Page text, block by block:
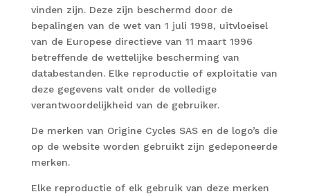
vinden zijn. Deze zijn beschermd door de
bepalingen van de wet van 1 juli 1998, uitvloeisel
van de Europese directieve van 11 maart 1996
betreffende de wettelijke bescherming van
databestanden. Elke reproductie of exploitatie van
deze gegevens valt onder de volledige
verantwoordelijkheid van de gebruiker.
De merken van Origine Cycles SAS en de logo’s die
op de website worden gebruikt zijn gedeponeerde
merken.
Elke reproductie of elk gebruik van deze merken